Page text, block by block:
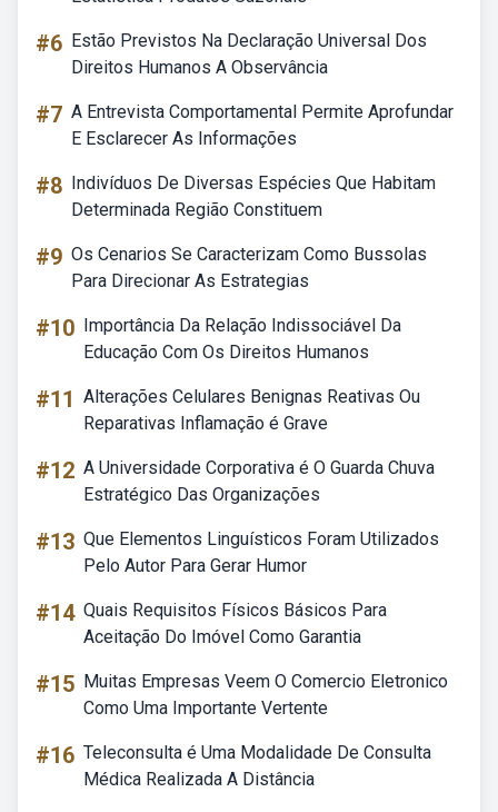
#6 Estão Previstos Na Declaração Universal Dos
Direitos Humanos A Observância
#7 A Entrevista Comportamental Permite Aprofundar
E Esclarecer As Informações
#8 Indivíduos De Diversas Espécies Que Habitam
Determinada Região Constituem
#9 Os Cenarios Se Caracterizam Como Bussolas
Para Direcionar As Estrategias
#10 Importância Da Relação Indissociável Da
Educação Com Os Direitos Humanos
#11 Alterações Celulares Benignas Reativas Ou
Reparativas Inflamação é Grave
#12 A Universidade Corporativa é O Guarda Chuva
Estratégico Das Organizações
#13 Que Elementos Linguísticos Foram Utilizados
Pelo Autor Para Gerar Humor
#14 Quais Requisitos Físicos Básicos Para
Aceitação Do Imóvel Como Garantia
#15 Muitas Empresas Veem O Comercio Eletronico
Como Uma Importante Vertente
#16 Teleconsulta é Uma Modalidade De Consulta
Médica Realizada A Distância